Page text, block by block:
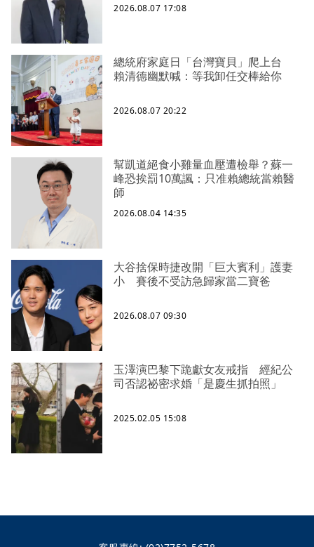
2026.08.07 17:08
總統府家庭日「台灣寶貝」爬上台
賴清德幽默喊：等我卸任交棒給你
2026.08.07 20:22
幫凱道絕食小雞量血壓遭檢舉？蘇一
峰恐挨罰10萬諷：只准賴總統當賴醫
師
2026.08.04 14:35
大谷捨保時捷改開「巨大賓利」護妻
小 賽後不受訪急歸家當二寶爸
2026.08.07 09:30
玉澤演巴黎下跪獻女友戒指 經紀公
司否認祕密求婚「是慶生抓拍照」
2025.02.05 15:08